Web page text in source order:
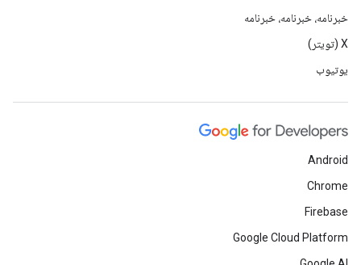
خبرنامه، خبرنامه، خبرنامه
X (تویتر)
یوتیوب
Android
Chrome
Firebase
Google Cloud Platform